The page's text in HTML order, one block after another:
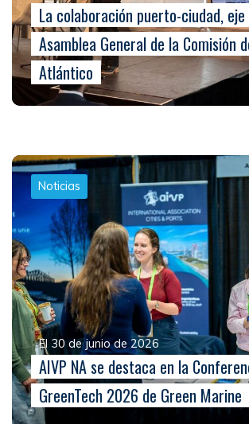
La colaboración puerto-ciudad,
Asamblea General de la Comisión
Atlántico
Noticias
El 30 de junio de 2026
AIVP NA se destaca en la
GreenTech 2026 de Green Marine